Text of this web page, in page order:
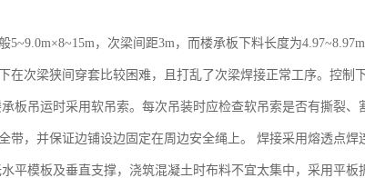
5~9.0m×8~15m，次梁间距3m，而楼承板下料长度为
在次梁狭间穿套比较困难，且打乱了次梁焊接正常工序。控制
板吊运时采用软吊索。每次吊装时应检查软吊索是否有撕裂
带，并保证边铺设边固定在周边安全绳上。 焊接采用熔透点
平模板及垂直支撑，浇筑混凝土时布料不宜太集中，采用平板